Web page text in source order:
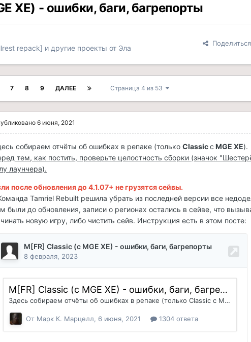
XE) - ошибки, баги, багрепорты
repack] и другие проекты от Эла
Поделиться
7 8 9 ДАЛЕЕ Страница 4 из 53
6 июня, 2021
собираем отчёты об ошибках в репаке (только Classicс MGE XE).
тем, как постить, проверьте целостность сборки (значок
лаунчера).
после обновления до 4.1.07+ не грузятся сейвы.
Tamriel Rebuilt решила убрать из последней версии все
были до обновления, записи о регионах остались в сейве, что
новую игру, либо чистить сейв. Инструкция есть в этом посте: